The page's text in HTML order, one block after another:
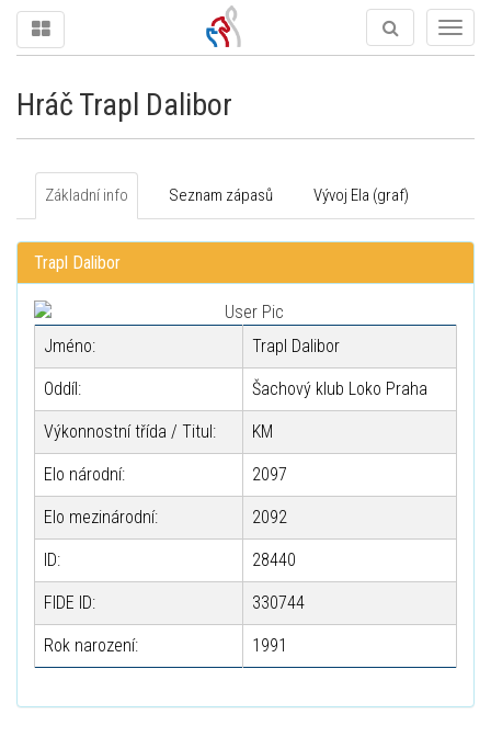
Hráč Trapl Dalibor
Základní info Seznam zápasů Vývoj Ela (graf)
Trapl Dalibor
Jméno: Trapl Dalibor
Oddíl: Šachový klub Loko Praha
Výkonnostní třída / Titul: KM
Elo národní: 2097
Elo mezinárodní: 2092
ID: 28440
FIDE ID: 330744
Rok narození: 1991